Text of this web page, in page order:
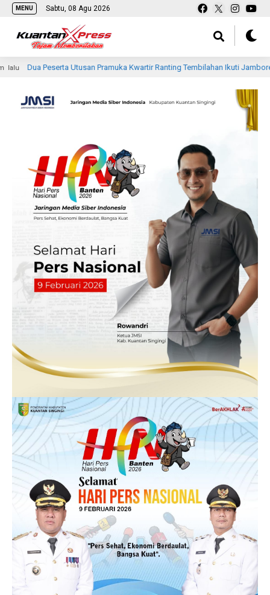
MENU Sabtu, 08 Agu 2026
Utusan Pramuka Kwartir Ranting Tembilahan Ikuti Jambore Nasional